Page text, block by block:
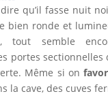
qu’il fasse nuit
bien ronde et
tout semble
portes sectionnelles
Même si on
la cave, des cuves